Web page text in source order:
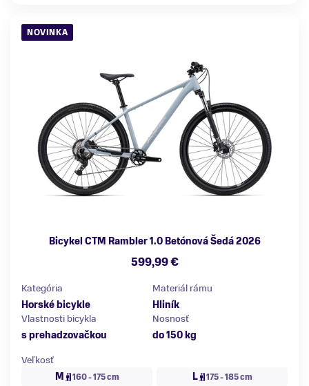
NOVINKA
Bicykel CTM Rambler 1.0 Betónová Šedá 2026
599,99 €
Kategória
Horské bicykle
Materiál rámu
Hliník
Vlastnosti bicykla
s prehadzovačkou
Nosnosť
do 150 kg
Veľkosť
M
160 - 175 cm L 175 - 185 cm